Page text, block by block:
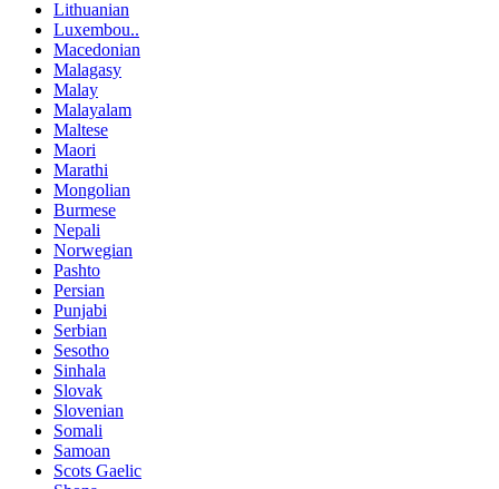
Lithuanian
Luxembou..
Macedonian
Malagasy
Malay
Malayalam
Maltese
Maori
Marathi
Mongolian
Burmese
Nepali
Norwegian
Pashto
Persian
Punjabi
Serbian
Sesotho
Sinhala
Slovak
Slovenian
Somali
Samoan
Scots Gaelic